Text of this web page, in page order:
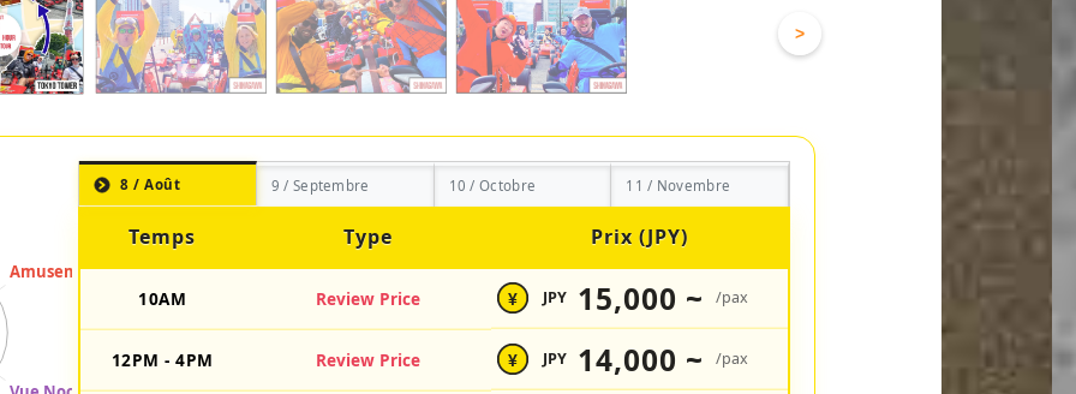
>
8 / Août 9 / Septembre 10 / Octobre 11 / Novembre
Temps Type Prix (JPY)
10AM Review Price ¥ JPY 15,000 ~ /pax
12PM - 4PM Review Price ¥ JPY 14,000 ~ /pax